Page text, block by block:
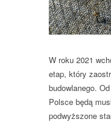
W roku 2021
etap, który
budowlanego.
Polsce będą
podwyższone